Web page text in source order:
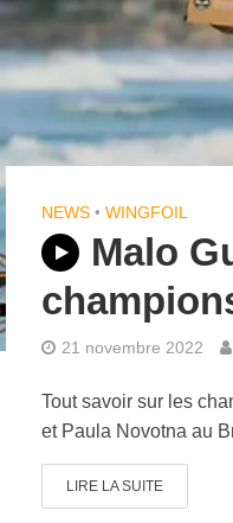
NEWS • WINGFOIL
Malo
21 novembre 2022
Tout savoir sur les
et Paula Novotna au
LIRE LA SUITE